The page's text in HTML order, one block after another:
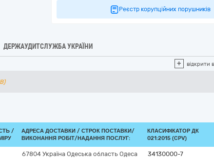
Реєстр корупційних порушників
ДЕРЖАУДИТСЛУЖБА УКРАЇНИ
+ відкрити
/
АДРЕСА ДОСТАВКИ / СТРОК ПОСТАВКИ/
ВИКОНАННЯ РОБІТ/НАДАННЯ ПОСЛУГ:
КЛАСИФІКАТОР ДК
021:2015 (CPV)
67804 Україна Одеська область Одеса
34130000-7